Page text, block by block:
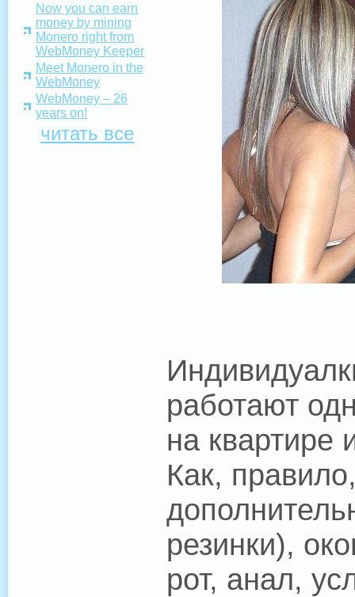
Now you can earn
money by mining
Monero right from
WebMoney Keeper
Meet Monero in the
WebMoney
WebMoney – 26
years on!
читать все
работают
на квартире
Как,
резинки),
рот, анал,